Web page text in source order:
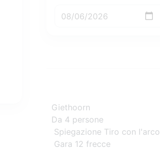
Giethoorn
Da 4 persone
Spiegazione Tiro con l'arco
Gara 12 frecce